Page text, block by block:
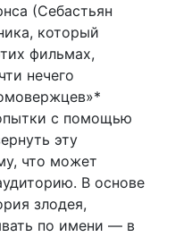
(Себастьян
который
фильмах,
нечего
с помощью
эту
что может
В основе
злодея,
по имени — в